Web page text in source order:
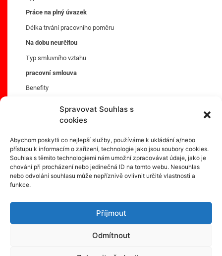
Spravovat Souhlas s
cookies
Abychom poskytli co nejlepší služby, používáme k ukládání a/nebo
přístupu k informacím o zařízení, technologie jako jsou soubory cookies.
Souhlas s těmito technologiemi nám umožní zpracovávat údaje, jako je
chování při procházení nebo jedinečná ID na tomto webu. Nesouhlas
nebo odvolání souhlasu může nepříznivě ovlivnit určité vlastnosti a
funkce.
Příjmout
Odmítnout
Práce na plný úvazek
Délka trvání pracovního poměru
Na dobu neurčitou
Typ smluvního vztahu
pracovní smlouva
Benefity
Příspěvek na penzijní/životní připojištění
Stravenky/příspěvek na stravování
Závodní stravování
Telefon: 702 197 834, 532 149 118